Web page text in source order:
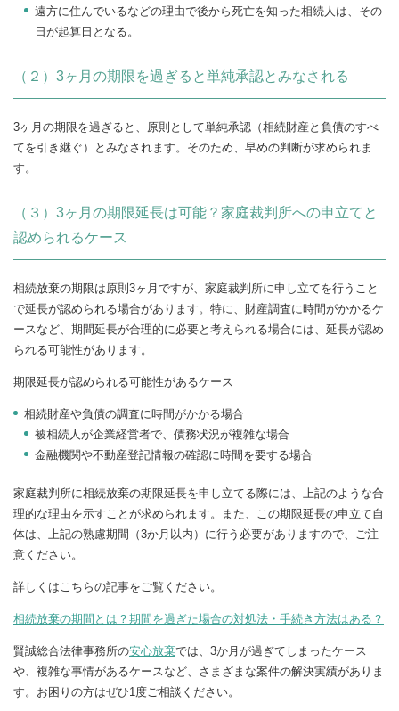
遠方に住んでいるなどの理由で後から死亡を知った相続人は、その
日が起算日となる。
（２）3ヶ月の期限を過ぎると単純承認とみなされる
3ヶ月の期限を過ぎると、原則として単純承認（相続財産と負債のすべ
てを引き継ぐ）とみなされます。そのため、早めの判断が求められま
す。
（３）3ヶ月の期限延長は可能？家庭裁判所への申立てと
認められるケース
相続放棄の期限は原則3ヶ月ですが、家庭裁判所に申し立てを行うこと
で延長が認められる場合があります。特に、財産調査に時間がかかるケ
ースなど、期間延長が合理的に必要と考えられる場合には、延長が認め
られる可能性があります。
期限延長が認められる可能性があるケース
相続財産や負債の調査に時間がかかる場合
被相続人が企業経営者で、債務状況が複雑な場合
金融機関や不動産登記情報の確認に時間を要する場合
家庭裁判所に相続放棄の期限延長を申し立てる際には、上記のような合
理的な理由を示すことが求められます。また、この期限延長の申立て自
体は、上記の熟慮期間（3か月以内）に行う必要がありますので、ご注
意ください。
詳しくはこちらの記事をご覧ください。
相続放棄の期間とは？期間を過ぎた場合の対処法・手続き方法はある？
賢誠総合法律事務所の安心放棄では、3か月が過ぎてしまったケース
や、複雑な事情があるケースなど、さまざまな案件の解決実績がありま
す。お困りの方はぜひ1度ご相談ください。